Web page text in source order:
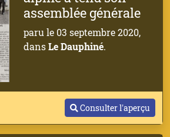
assemblée générale
paru le 03 septembre 2020,
dansLe Dauphiné.
Consulter l'aperçu